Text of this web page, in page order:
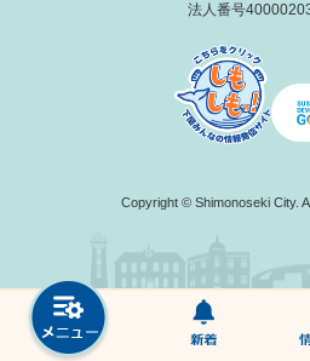
法人番号
Copyright © Shimonoseki City.